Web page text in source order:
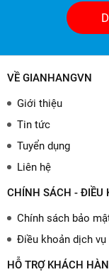
VỀ GIANHANGVN
Giới thiệu
Tin tức
Tuyển dụng
Liên hệ
CHÍNH SÁCH - ĐIỀU
Chính sách bảo
Điều khoản dịch vụ
HỖ TRỢ KHÁCH